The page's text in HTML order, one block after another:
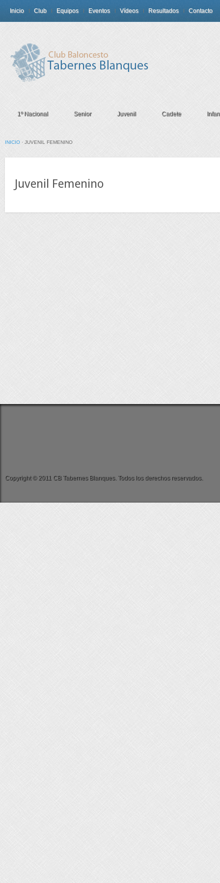
Inicio Club Equipos Eventos Vídeos Resultados Contacto
1º Nacional Senior Juvenil Cadete
INICIO · JUVENIL FEMENINO
Juvenil Femenino
Copyright © 2011 CB Tabernes Blanques. Todos los derechos reservados.